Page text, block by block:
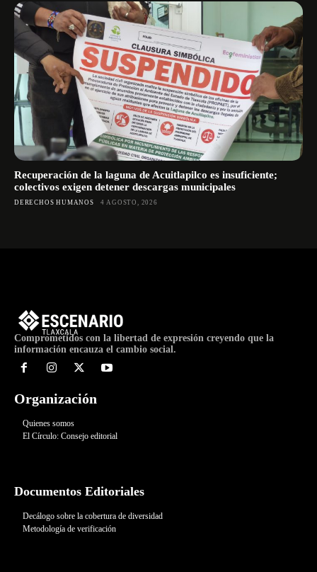
Recuperación de la laguna de Acuitlapilco es insuficiente;
colectivos exigen detener descargas municipales
DERECHOS HUMANOS 4 AGOSTO, 2026
Comprometidos con la libertad de expresión creyendo que la
información encauza el cambio social.
Organización
Quienes somos
El Círculo: Consejo editorial
Documentos Editoriales
Decálogo sobre la cobertura de diversidad
Metodología de verificación